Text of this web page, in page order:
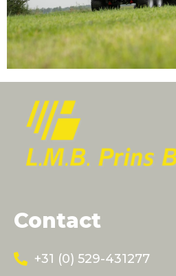
Contact
+31 (0) 529-431277